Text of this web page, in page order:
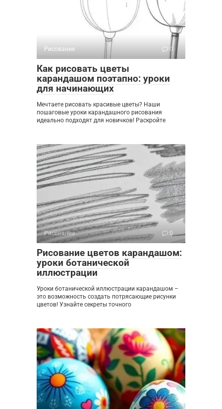
Рисование 0
Как рисовать цветы
карандашом поэтапно: уроки
для начинающих
Мечтаете рисовать красивые цветы? Наши
пошаговые уроки карандашного рисования
идеально подходят для новичков! Раскройте
Рисование 0
Рисование цветов карандашом:
уроки ботанической
иллюстрации
Уроки ботанической иллюстрации карандашом –
это возможность создать потрясающие рисунки
цветов! Узнайте секреты точного